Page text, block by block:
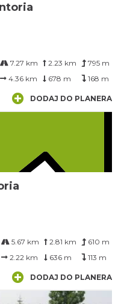
7.27 km 2.23 km
795 m
4.36 km
678 m 168 m
DODAJ DO PLANERA
5.67 km 2.81 km
610 m
2.22 km
636 m 113 m
DODAJ DO PLANERA